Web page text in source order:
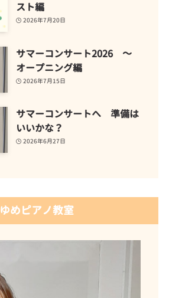
スト編
2026年7月20日
サマーコンサート2026 ～
オープニング編
2026年7月15日
サマーコンサートへ 準備は
いいかな？
2026年6月27日
ゆめピアノ教室